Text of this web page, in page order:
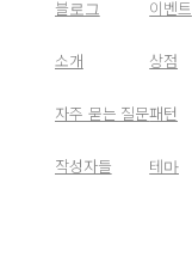
블로그
소개
자주 묻는 질문
작성자들
이벤트
상점
패턴
테마